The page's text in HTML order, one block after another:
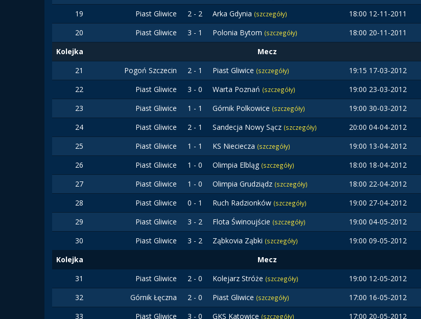
19
Piast Gliwice 2 - 2 Arka Gdynia (szczegóły) 18:00 12-11-2011
20
Piast Gliwice 3 - 1 Polonia Bytom (szczegóły) 18:00 20-11-2011
Kolejka Mecz
21
Pogoń Szczecin 2 - 1 Piast Gliwice (szczegóły) 19:15 17-03-2012
22 Piast Gliwice 3 - 0 Warta Poznań (szczegóły) 19:00 23-03-2012
23 Piast Gliwice 1 - 1 Górnik Polkowice (szczegóły) 19:00 30-03-2012
24 Piast Gliwice 2 - 1 Sandecja Nowy Sącz (szczegóły) 20:00 04-04-2012
25 Piast Gliwice 1 - 1 KS Nieciecza (szczegóły) 19:00 13-04-2012
26 Piast Gliwice 1 - 0 Olimpia Elbląg (szczegóły) 18:00 18-04-2012
27 Piast Gliwice 1 - 0 Olimpia Grudziądz (szczegóły) 18:00 22-04-2012
28 Piast Gliwice 0 - 1 Ruch Radzionków (szczegóły) 19:00 27-04-2012
29 Piast Gliwice 3 - 2 Flota Świnoujście (szczegóły) 19:00 04-05-2012
30
Piast Gliwice 3 - 2 Ząbkovia Ząbki (szczegóły) 19:00 09-05-2012
Kolejka
Mecz
31
Piast Gliwice 2 - 0 Kolejarz Stróże (szczegóły) 19:00 12-05-2012
32
Górnik Łęczna 2 - 0 Piast Gliwice (szczegóły) 17:00 16-05-2012
33
Piast Gliwice 3 - 0 GKS Katowice (szczegóły) 17:00 20-05-2012